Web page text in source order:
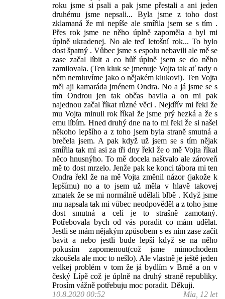
roku jsme si psali a pak jsme přestali a ani jeden
druhému jsme nepsali... Byla jsme z toho dost
zklamaná že mi nepíše ale smířila jsem se s tím .
Přes rok jsme ne něho úplně zapoměla a byl mi
úplně ukradenej. No ale teď letošní rok... To bylo
dost špatný . Vůbec jsme s espolu nebavili ale mě se
zase začal líbit a co hůř úplně jsem se do něho
zamilovala. (Ten kluk se jmenuje Vojta tak ať tady o
něm nemluvíme jako o nějakém klukovi). Ten Vojta
měl aji kamaráda jménem Ondra. No a já jsme se s
tím Ondrou jen tak občas bavila a on mi pak
najednou začal říkat různé věci . Nejdřív mi řekl že
mu Vojta minuli rok říkal že jsme prý hezká a že s
emu líbím. Hned druhý dne na to mi řekl že si našel
někoho lepšího a z toho jsem byla straně smutná a
brečela jsem. A pak když už jsem se s tím nějak
smířila tak mi asi za tři dny řekl že o mě Vojta říkal
něco hnusnýho. To mě docela naštvalo ale zároveň
mě to dost mrzelo. Jenže pak ke konci tábora mi ten
Ondra řekl že na mě Vojta změnil názor (jakože k
lepšímu) no a to jsem už měla v hlavě takovej
zmatek že se mi normálně udělali blbě . Když jsme
mu napsala tak mi vůbec neodpověděl a z toho jsme
dost smutná a celí je to strašně zamotaný.
Potřebovala bych od vás poradit co mám udělat.
Jestli se mám nějakým způsobem s es ním zase začít
bavit a nebo jestli bude lepší když se na něho
pokusím zapomenout(což jsme mimochodem
zkoušela ale moc to nešlo). Ale vlastně je ještě jeden
velkej problém v tom že já bydlím v Brně a on v
český Lípě což je úplně na druhý straně republiky.
Prosím vážně potřebuju moc poradit. Děkuji.
10.8.2020 00:52
Mia, 12 let